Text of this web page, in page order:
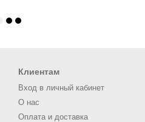
Клиентам
Вход в личный кабинет
О нас
Оплата и доставка